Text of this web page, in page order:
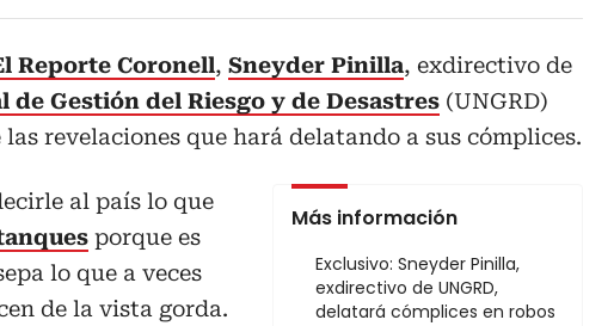
Reporte Coronell, Sneyder Pinilla, exdirectivo de
de Gestión del Riesgo y de Desastres (UNGRD)
revelaciones que hará delatando a sus cómplices.
Más información
Exclusivo: Sneyder Pinilla,
exdirectivo de UNGRD,
delatará cómplices en robos
al país lo que
porque es
lo que a veces
de la vista gorda.